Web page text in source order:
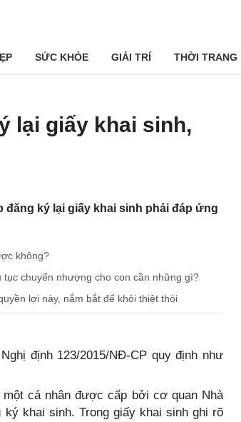
SỨC KHỎE GIẢI TRÍ THỜI TRANG
lại giấy khai sinh,
ký lại giấy khai sinh phải đáp ứng
không?
chuyển nhượng cho con cần những gì?
lợi này, nắm bắt để khỏi thiệt thòi
định 123/2015/NĐ-CP quy định như
cá nhân được cấp bởi cơ quan Nhà
khai sinh. Trong giấy khai sinh ghi rõ